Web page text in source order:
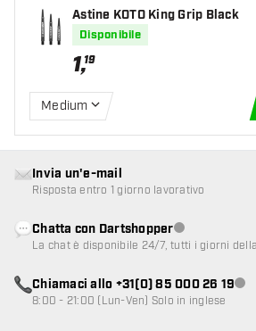
Astine KOTO King Grip Black
Disponibile
1,19
Medium
Invia un'e-mail
Risposta entro 1 giorno lavorativo
Chatta con DartshopperServizio clienti
La chat è disponibile 24/7, tutti i giorni
Chiamaci allo +31(0) 85 000 26 19
8:00 - 21:00 (Lun-Ven) Solo in inglese